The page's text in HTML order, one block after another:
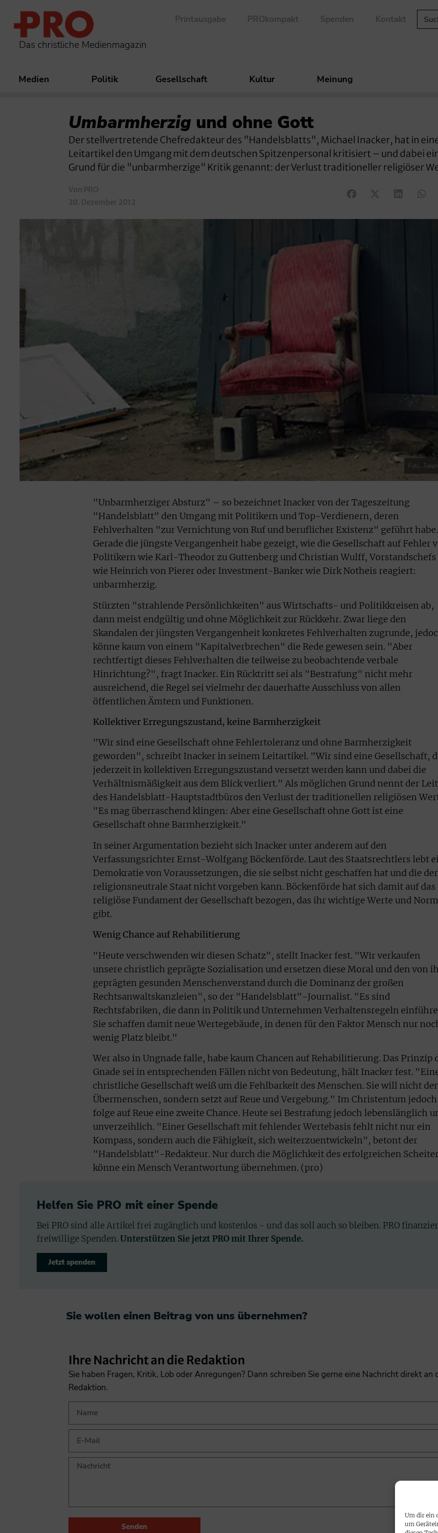
Um dir ein
um
Das christliche Medienmagazin
Printausgabe PROkompakt Spenden Kontakt
Medien Politik Gesellschaft Kultur Meinung
Umbarmherzig und ohne Gott
Der stellvertretende Chefredakteur des "Handelsblatts", Michael Inacker, hat in
Leitartikel den Umgang mit dem deutschen Spitzenpersonal kritisiert – und dabei
Grund für die "unbarmherzige" Kritik genannt: der Verlust traditioneller religiöser
Von PRO
20. Dezember 2012
Foto:
"Unbarmherziger Absturz" – so bezeichnet Inacker von der Tageszeitung
"Handelsblatt" den Umgang mit Politikern und Top-Verdienern, deren
Fehlverhalten "zur Vernichtung von Ruf und beruflicher Existenz" geführt habe.
Gerade die jüngste Vergangenheit habe gezeigt, wie die Gesellschaft auf Fehler
Politikern wie Karl-Theodor zu Guttenberg und Christian Wulff, Vorstandschefs
wie Heinrich von Pierer oder Investment-Banker wie Dirk Notheis reagiert:
unbarmherzig.
Stürzten "strahlende Persönlichkeiten" aus Wirtschafts- und Politikkreisen ab,
dann meist endgültig und ohne Möglichkeit zur Rückkehr. Zwar liege den
Skandalen der jüngsten Vergangenheit konkretes Fehlverhalten zugrunde,
könne kaum von einem "Kapitalverbrechen" die Rede gewesen sein. "Aber
rechtfertigt dieses Fehlverhalten die teilweise zu beobachtende verbale
Hinrichtung?", fragt Inacker. Ein Rücktritt sei als "Bestrafung" nicht mehr
ausreichend, die Regel sei vielmehr der dauerhafte Ausschluss von allen
öffentlichen Ämtern und Funktionen.
Kollektiver Erregungszustand, keine Barmherzigkeit
"Wir sind eine Gesellschaft ohne Fehlertoleranz und ohne Barmherzigkeit
geworden", schreibt Inacker in seinem Leitartikel. "Wir sind eine Gesellschaft,
jederzeit in kollektiven Erregungszustand versetzt werden kann und dabei die
Verhältnismäßigkeit aus dem Blick verliert." Als möglichen Grund nennt der
des Handelsblatt-Hauptstadtbüros den Verlust der traditionellen religiösen
"Es mag überraschend klingen: Aber eine Gesellschaft ohne Gott ist eine
Gesellschaft ohne Barmherzigkeit."
In seiner Argumentation bezieht sich Inacker unter anderem auf den
Verfassungsrichter Ernst-Wolfgang Böckenförde. Laut des Staatsrechtlers lebt
Demokratie von Voraussetzungen, die sie selbst nicht geschaffen hat und die der
religionsneutrale Staat nicht vorgeben kann. Böckenförde hat sich damit auf das
religiöse Fundament der Gesellschaft bezogen, das ihr wichtige Werte und
gibt.
Wenig Chance auf Rehabilitierung
"Heute verschwenden wir diesen Schatz", stellt Inacker fest. "Wir verkaufen
unsere christlich geprägte Sozialisation und ersetzen diese Moral und den von
geprägten gesunden Menschenverstand durch die Dominanz der großen
Rechtsanwaltskanzleien", so der "Handelsblatt"-Journalist. "Es sind
Rechtsfabriken, die dann in Politik und Unternehmen Verhaltensregeln
Sie schaffen damit neue Wertegebäude, in denen für den Faktor Mensch nur
wenig Platz bleibt."
Wer also in Ungnade falle, habe kaum Chancen auf Rehabilitierung. Das Prinzip
Gnade sei in entsprechenden Fällen nicht von Bedeutung, hält Inacker fest.
christliche Gesellschaft weiß um die Fehlbarkeit des Menschen. Sie will nicht
Übermenschen, sondern setzt auf Reue und Vergebung." Im Christentum jedoch
folge auf Reue eine zweite Chance. Heute sei Bestrafung jedoch lebenslänglich
unverzeihlich. "Einer Gesellschaft mit fehlender Wertebasis fehlt nicht nur ein
Kompass, sondern auch die Fähigkeit, sich weiterzuentwickeln", betont der
"Handelsblatt"-Redakteur. Nur durch die Möglichkeit des erfolgreichen
könne ein Mensch Verantwortung übernehmen. (pro)
Helfen Sie PRO mit einer Spende
Bei PRO sind alle Artikel frei zugänglich und kostenlos - und das soll auch so bleiben. PRO
freiwillige Spenden. Unterstützen Sie jetzt PRO mit Ihrer Spende.
Jetzt spenden
Sie wollen einen Beitrag von uns übernehmen?​
Ihre Nachricht an die Redaktion
Sie haben Fragen, Kritik, Lob oder Anregungen? Dann schreiben Sie gerne eine Nachricht direkt an
Redaktion.
Senden